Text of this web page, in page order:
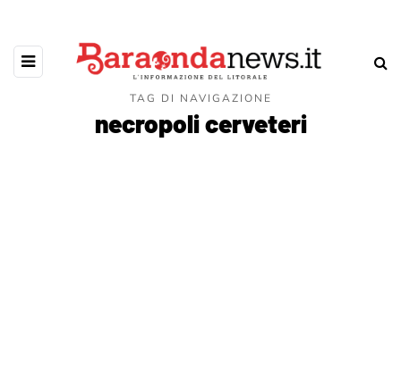
TAG DI NAVIGAZIONE
necropoli cerveteri